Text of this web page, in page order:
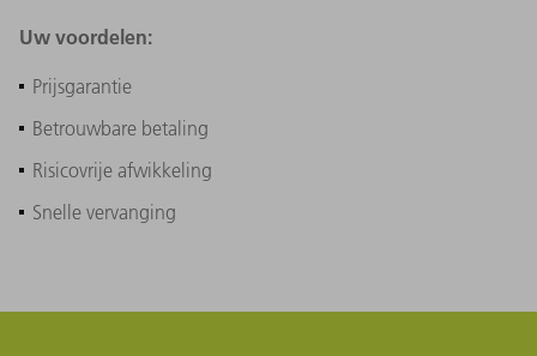
Uw voordelen:
Prijsgarantie
Betrouwbare betaling
Risicovrije afwikkeling
Snelle vervanging